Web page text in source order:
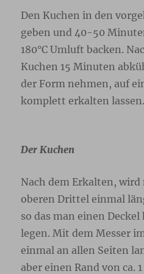
Den Kuchen in den
geben und 40-50
180°C Umluft backen.
Kuchen 15 Minuten
der Form nehmen, auf
komplett erkalten lassen.
Der Kuchen
Nach dem Erkalten,
oberen Drittel einmal
so das man einen
legen. Mit dem Messer
einmal an allen Seiten
aber einen Rand von ca.